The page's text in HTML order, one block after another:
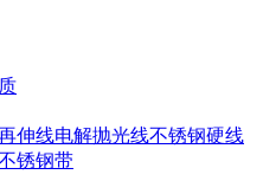
伸线电解抛光线不锈钢硬线
锈钢带